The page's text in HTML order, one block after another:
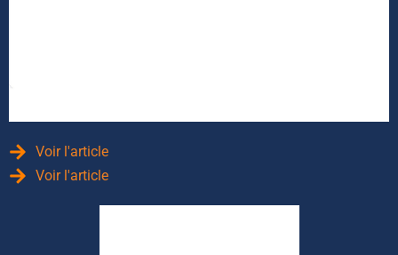
Voir l'article
Voir l'article